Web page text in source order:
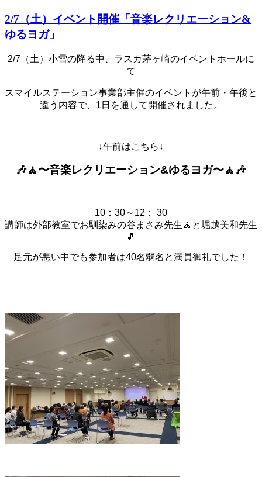
2/7（土）イベント開催「音楽レクリエーション&
ゆるヨガ」
2/7（土）小雪の降る中、ラスカ茅ヶ崎のイベントホールに
て
スマイルステーション事業部主催のイベントが午前・午後と
違う内容で、1日を通して開催されました。
↓午前はこちら↓
🎶🧘〜音楽レクリエーション&ゆるヨガ〜🧘🎶
10：30～12： 30
講師は外部教室でお馴染みの谷まさみ先生🧘と堀越美和先生
🎵
足元が悪い中でも参加者は40名弱名と満員御礼でした！